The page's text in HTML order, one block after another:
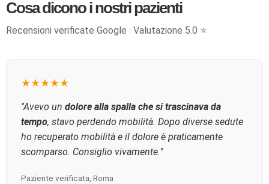
Cosa dicono i nostri pazienti
Recensioni verificate Google · Valutazione 5.0 ⭐
★★★★★
"Avevo un dolore alla spalla che si trascinava da
tempo, stavo perdendo mobilità. Dopo diverse sedute
ho recuperato mobilità e il dolore è praticamente
scomparso. Consiglio vivamente."
Paziente verificata, Roma